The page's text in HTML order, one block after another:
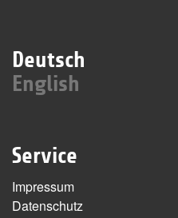
Deutsch
English
Service
Impressum
Datenschutz